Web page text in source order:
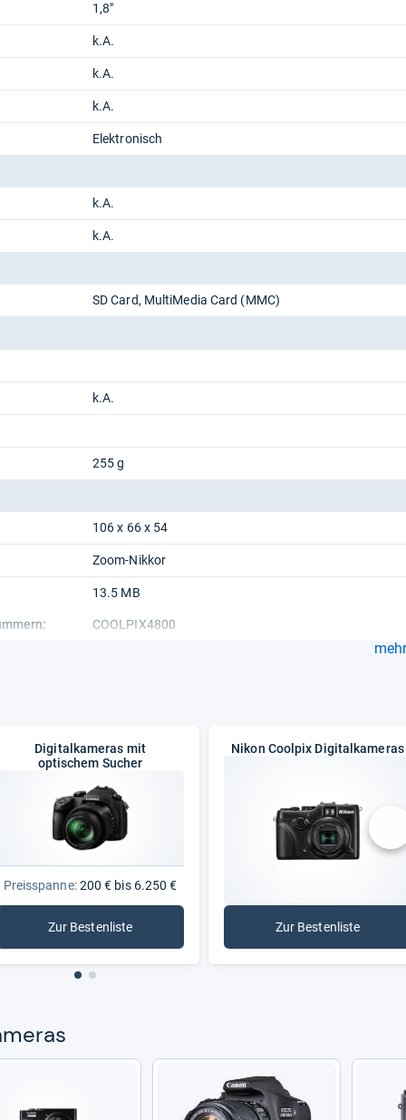
1,8"
k.A.
k.A.
k.A.
Elektronisch
k.A.
k.A.
SD Card MultiMedia Card (MMC)
k.A.
255 g
106 x 66 x 54
Zoom-Nikkor
13.5 MB
COOLPIX4800
Digitalkameras mit
optischem Sucher
Preisspanne:200 € bis 6.250 €
Zur Bestenliste: Digitalkameras mit optischem Sucher
Nikon Coolpix Digitalkameras
Zur Bestenliste: Nikon Coolpix